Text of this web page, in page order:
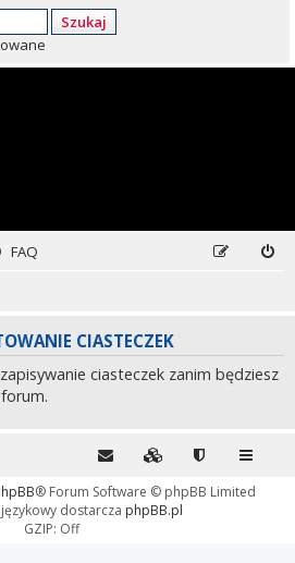
Szukaj
FAQ
CIASTECZEK
ciasteczek zanim będziesz
® Forum Software © phpBB Limited
dostarcza phpBB.pl
GZIP: Off